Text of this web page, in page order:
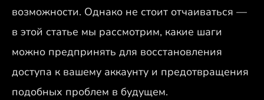
возможности. Однако не стоит отчаиваться —
в этой статье мы рассмотрим, какие шаги
можно предпринять для восстановления
доступа к вашему аккаунту и предотвращения
подобных проблем в будущем.